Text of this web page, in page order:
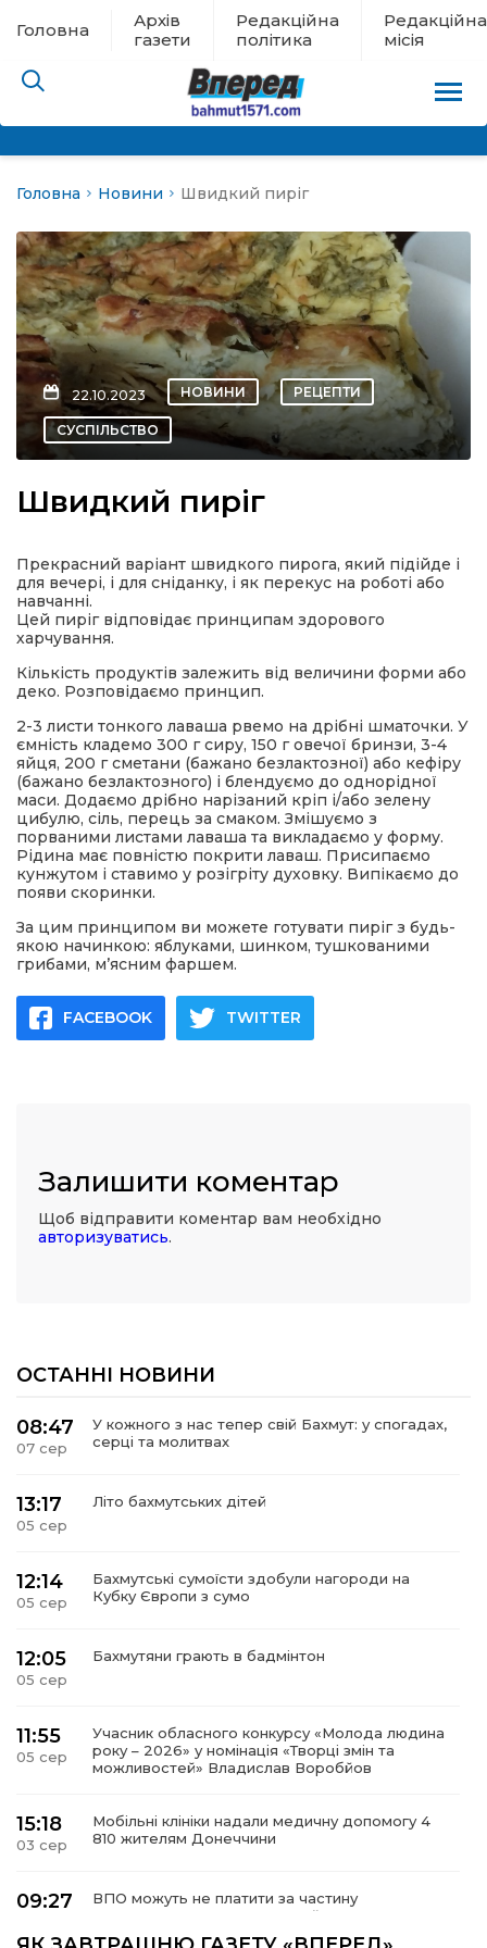
Головна
Архів
газети
Редакційна
політика
Редакційна
місія
евакуації
новини
політика
місія
Головна Новини Швидкий пиріг
22.10.2023 НОВИНИ РЕЦЕПТИ
СУСПІЛЬСТВО
Швидкий пиріг
Прекрасний варіант швидкого пирога, який підійде і
для вечері, і для сніданку, і як перекус на роботі або
навчанні.
Цей пиріг відповідає принципам здорового
харчування.
Кількість продуктів залежить від величини форми або
деко. Розповідаємо принцип.
2-3 листи тонкого лаваша рвемо на дрібні шматочки. У
ємність кладемо 300 г сиру, 150 г овечої бринзи, 3-4
яйця, 200 г сметани (бажано безлактозної) або кефіру
(бажано безлактозного) і блендуємо до однорідної
маси. Додаємо дрібно нарізаний кріп і/або зелену
цибулю, сіль, перець за смаком. Змішуємо з
порваними листами лаваша та викладаємо у форму.
Рідина має повністю покрити лаваш. Присипаємо
кунжутом і ставимо у розігріту духовку. Випікаємо до
появи скоринки.
За цим принципом ви можете готувати пиріг з будь-
якою начинкою: яблуками, шинком, тушкованими
грибами, м’ясним фаршем.
FACEBOOK TWITTER
Залишити коментар
Щоб відправити коментар вам необхідно
авторизуватись.
ОСТАННІ НОВИНИ
08:47
07 сер
У кожного з нас тепер свій Бахмут: у спогадах,
серці та молитвах
13:17
05 сер
Літо бахмутських дітей
12:14
05 сер
Бахмутські сумоїсти здобули нагороди на
Кубку Європи з сумо
12:05
05 сер
Бахмутяни грають в бадмінтон
11:55
05 сер
Учасник обласного конкурсу «Молода людина
року – 2026» у номінація «Творці змін та
можливостей» Владислав Воробйов
15:18
03 сер
Мобільні клініки надали медичну допомогу 4
810 жителям Донеччини
09:27
ВПО можуть не платити за частину
комунальних послуг: про що йдеться